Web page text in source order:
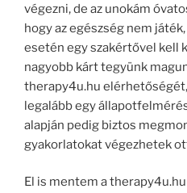
végezni, de az unokám
hogy az egészség nem
esetén egy szakértővel kell
nagyobb kárt tegyünk
therapy4u.hu
legalább egy
alapján pedig biztos
gyakorlatokat végezhetek
El is mentem a